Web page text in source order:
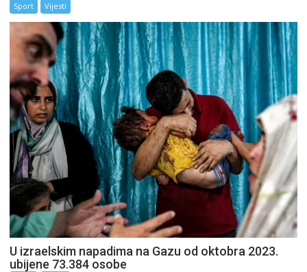
Sport Vijesti
U izraelskim napadima na Gazu od oktobra 2023.
ubijene 73.384 osobe